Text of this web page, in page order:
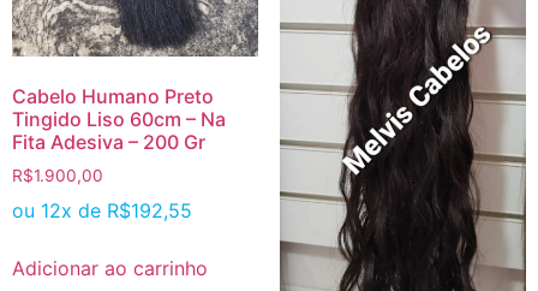
Cabelo Humano Preto
Tingido Liso 60cm – Na
Fita Adesiva – 200 Gr
R$1.900,00
ou 12x de R$192,55
Adicionar ao carrinho